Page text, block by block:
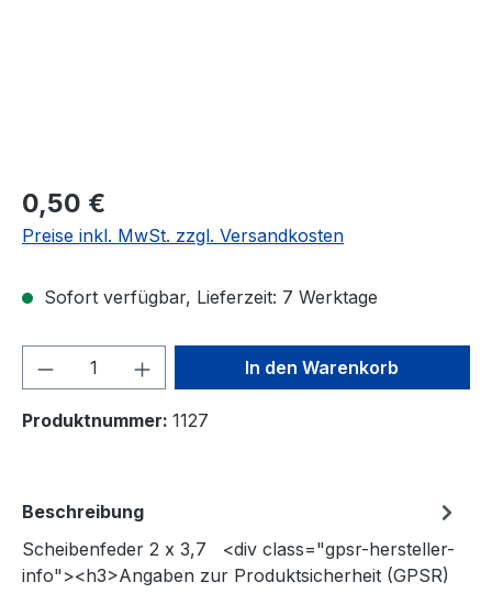
Regulärer Preis:
0,50 €
Preise inkl. MwSt. zzgl. Versandkosten
Sofort verfügbar, Lieferzeit: 7 Werktage
Produkt Anzahl: Gib denIn den Warenkorb
Produktnummer: 1127
Beschreibung
Scheibenfeder 2 x 3,7 <div class="gpsr-hersteller-
info"><h3>Angaben zur Produktsicherheit (GPSR)